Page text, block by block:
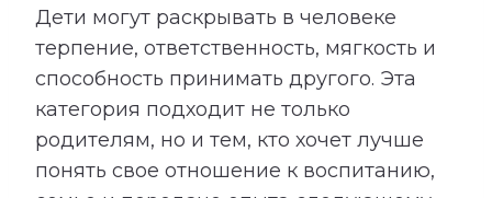
Дети могут раскрывать в человеке
терпение, ответственность, мягкость и
способность принимать другого. Эта
категория подходит не только
родителям, но и тем, кто хочет лучше
понять свое отношение к воспитанию,